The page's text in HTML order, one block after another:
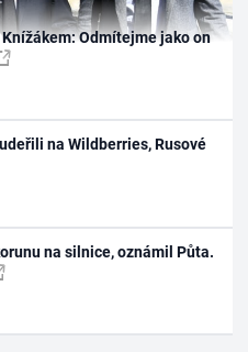
Odmítejme jako on
na Wildberries, Rusové
na silnice, oznámil Půta.